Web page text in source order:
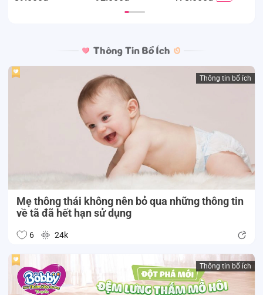
Thông tin bổ ích
Mẹ thông thái không nên bỏ qua những thông tin
về tã đã hết hạn sử dụng
6 24k
Thông tin bổ ích